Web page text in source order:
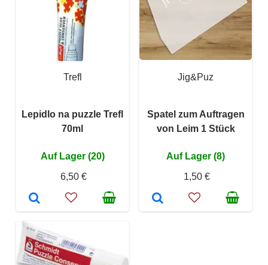
Trefl
Lepidlo na puzzle Trefl
70ml
Auf Lager (20)
6,50 €
Jig&Puz
Spatel zum Auftragen
von Leim 1 Stück
Auf Lager (8)
1,50 €